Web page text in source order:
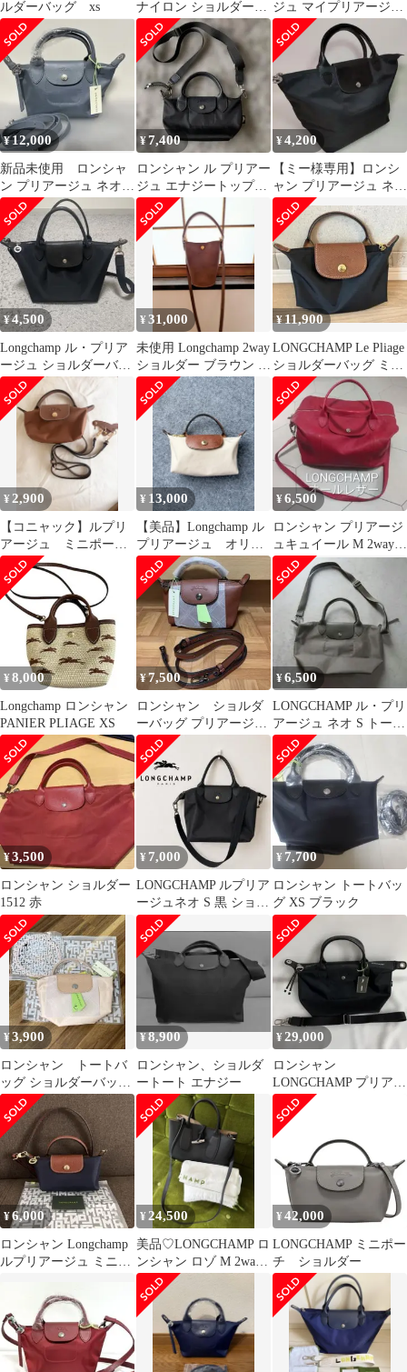
ルダーバッグ xs
ナイロン ショルダーバ
ッグ
ジュ マイプリアージュ
xs トップハンドルバッ
グ
¥12,000
新品未使用 ロンシャ
ン プリアージュ ネオ
XS アイスブルー
2way
¥7,400
ロンシャン ル プリアー
ジュ エナジートップハ
ンドルバッグ XS ブラ
ック
¥4,200
【ミー様専用】ロンシ
ャン プリアージュ ネオ
Sサイズ ブラック
¥4,500
Longchamp ル・プリア
ージュ ショルダーバッ
グ
¥31,000
未使用 Longchamp 2way
ショルダー ブラウン バ
ケツ型 ハンドバッグ
¥ 11,900
LONGCHAMP Le Pliage
ショルダーバッグ ミ
ニ ロンシャン
¥ 2,900
【コニャック】ルプリ
アージュ ミニポーチ |
ロンシャンLongchamp
¥ 13,000
【美品】Longchamp ル
プリアージュ オリジ
ナル ハンドル付きポー
チ
¥6,500
ロンシャン プリアージ
ュキュイール M 2way
オールレザー レッド 赤
¥ 8,000
Longchamp ロンシャン
PANIER PLIAGE XS
¥7,500
ロンシャン ショルダ
ーバッグ プリアージュ
XS ブラウン 【新品】
¥6,500
LONGCHAMP ル・プリ
アージュ ネオ S トープ
ショルダーバッグ
¥3,500
ロンシャン ショルダー
1512 赤
¥ 7,000
LONGCHAMP ルプリア
ージュネオ S 黒 ショル
ダーバッグ
¥7,700
ロンシャン トートバッ
グ XS ブラック
¥3,900
ロンシャン トートバ
ッグ ショルダーバッグ
プリアージュ XS ミニ
バッグ
¥8,900
ロンシャン、ショルダ
ートート エナジー
¥29,000
ロンシャン
LONGCHAMP プリアー
ジュ 2WAYショルダ
ーバッグ ブラック
¥6,000
ロンシャン Longchamp
ルプリアージュ ミニポ
¥ 24,500
美品♡LONGCHAMP ロ
ンシャン ロゾ M 2way
ショルダーバッグ黒
¥ 42,000
LONGCHAMP ミニポー
チ ショルダー